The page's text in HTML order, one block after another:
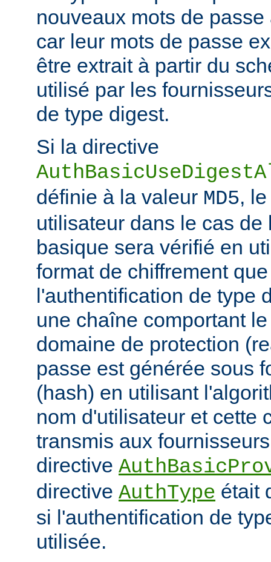
nouveaux mots de
car leur mots de passe
être extrait à partir du
utilisé par les
de type digest.
Si la directive
définie à la valeur MD5,
utilisateur dans le cas de
basique sera vérifié en
format de chiffrement
l'authentification de type
une chaîne comportant
domaine de protection
passe est générée sous
(hash) en utilisant
nom d'utilisateur et cette
transmis aux
directive
directive AuthType était
si l'authentification de
utilisée.